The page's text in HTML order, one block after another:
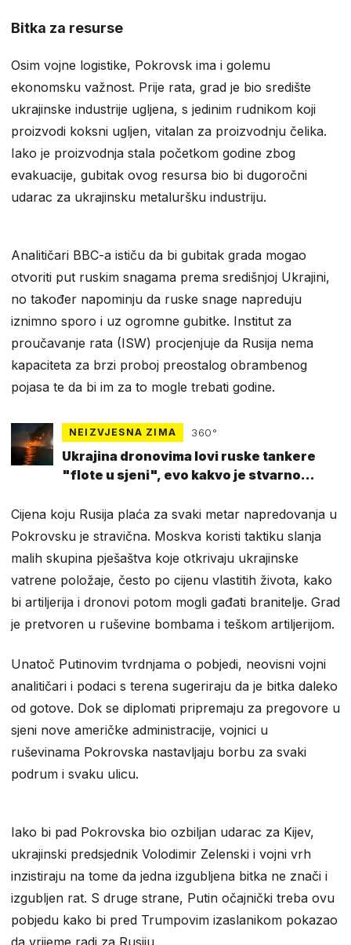
Bitka za resurse
Osim vojne logistike, Pokrovsk ima i golemu
ekonomsku važnost. Prije rata, grad je bio središte
ukrajinske industrije ugljena, s jedinim rudnikom koji
proizvodi koksni ugljen, vitalan za proizvodnju čelika.
Iako je proizvodnja stala početkom godine zbog
evakuacije, gubitak ovog resursa bio bi dugoročni
udarac za ukrajinsku metaluršku industriju.
Analitičari BBC-a ističu da bi gubitak grada mogao
otvoriti put ruskim snagama prema središnjoj Ukrajini,
no također napominju da ruske snage napreduju
iznimno sporo i uz ogromne gubitke. Institut za
proučavanje rata (ISW) procjenjuje da Rusija nema
kapaciteta za brzi proboj preostalog obrambenog
pojasa te da bi im za to mogle trebati godine.
NEIZVJESNA ZIMA 360°
Ukrajina dronovima lovi ruske tankere
"flote u sjeni", evo kakvo je stvarno
Cijena koju Rusija plaća za svaki metar napredovanja u
Pokrovsku je stravična. Moskva koristi taktiku slanja
malih skupina pješaštva koje otkrivaju ukrajinske
vatrene položaje, često po cijenu vlastitih života, kako
bi artiljerija i dronovi potom mogli gađati branitelje. Grad
je pretvoren u ruševine bombama i teškom artiljerijom.
Unatoč Putinovim tvrdnjama o pobjedi, neovisni vojni
analitičari i podaci s terena sugeriraju da je bitka daleko
od gotove. Dok se diplomati pripremaju za pregovore u
sjeni nove američke administracije, vojnici u
ruševinama Pokrovska nastavljaju borbu za svaki
podrum i svaku ulicu.
Iako bi pad Pokrovska bio ozbiljan udarac za Kijev,
ukrajinski predsjednik Volodimir Zelenski i vojni vrh
inzistiraju na tome da jedna izgubljena bitka ne znači i
izgubljen rat. S druge strane, Putin očajnički treba ovu
pobjedu kako bi pred Trumpovim izaslanikom pokazao